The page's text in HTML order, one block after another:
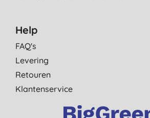
Help
FAQ's
Levering
Retouren
Klantenservice